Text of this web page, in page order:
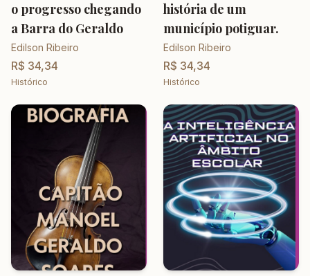
o progresso chegando
a Barra do Geraldo
Edilson Ribeiro
R$ 34,34
Histórico
história de um
município potiguar.
Edilson Ribeiro
R$ 34,34
Histórico